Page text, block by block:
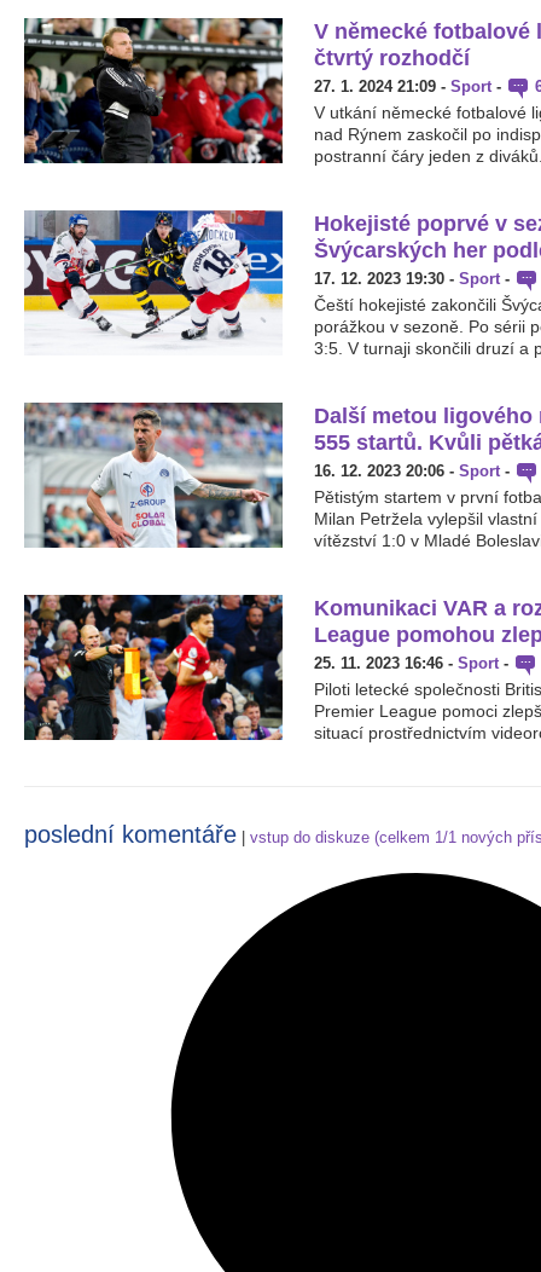
V německé fotbalové
čtvrtý rozhodčí
27. 1. 2024 21:09 - Sport -
V utkání německé fotbalové
nad Rýnem zaskočil po
postranní čáry jeden z
Hokejisté poprvé v
Švýcarských her
17. 12. 2023 19:30 - Sport -
Čeští hokejisté zakončili
porážkou v sezoně. Po sérii
3:5. V turnaji skončili druzí a
Další metou ligového
555 startů. Kvůli
16. 12. 2023 20:06 - Sport -
Pětistým startem v první
Milan Petržela vylepšil
vítězství 1:0 v Mladé
Komunikaci VAR a
League pomohou
25. 11. 2023 16:46 - Sport -
Piloti letecké společnosti
Premier League pomoci
situací prostřednictvím
poslední komentáře vstup do diskuze (celkem 1/1 nových